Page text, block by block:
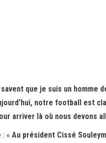
que je suis un homme
notre football est
arriver là où nous devons
: « Au président Cissé